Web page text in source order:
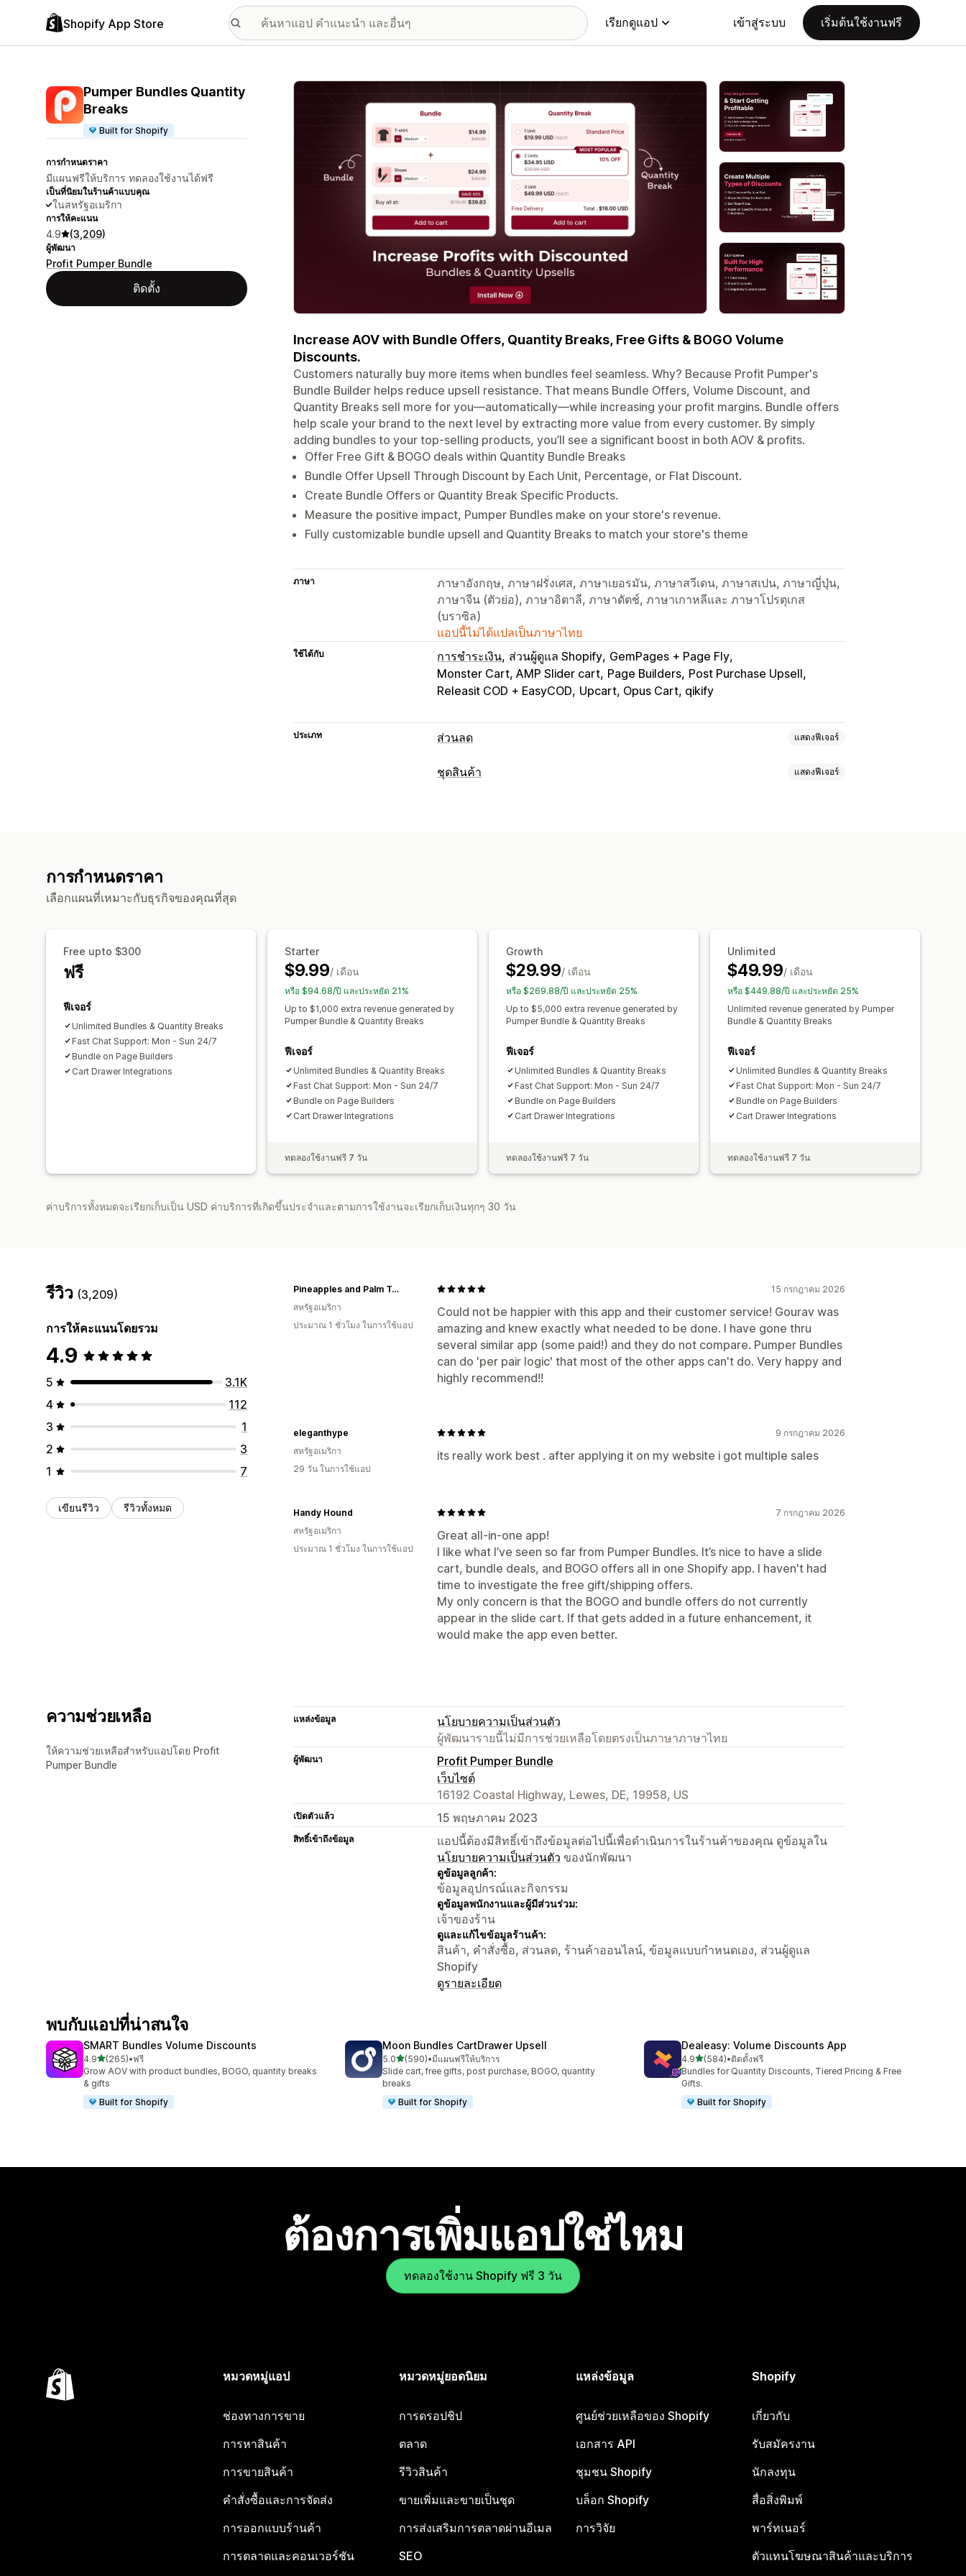
Shopify App Store เรียกดูแอป เข้าสู่ระบบ เริ่มต้นใช้งานฟรี
Pumper Bundles Quantity
Breaks
Built for Shopify
การกำหนดราคา
มีแผนฟรีให้บริการ ทดลองใช้งานได้ฟรี
เป็นที่นิยมในร้านค้าแบบคุณ
ในสหรัฐอเมริกา
การให้คะแนน
4.9 (3,209)
ผู้พัฒนา
Profit Pumper Bundle
ติดตั้ง
แกลเลอรีรูปภาพที่แสดง
Increase AOV with Bundle Offers, Quantity Breaks, Free Gifts & BOGO Volume
Discounts.
Customers naturally buy more items when bundles feel seamless. Why? Because Profit Pumper's
Bundle Builder helps reduce upsell resistance. That means Bundle Offers, Volume Discount, and
Quantity Breaks sell more for you—automatically—while increasing your profit margins. Bundle offers
help scale your brand to the next level by extracting more value from every customer. By simply
adding bundles to your top-selling products, you’ll see a significant boost in both AOV & profits.
Offer Free Gift & BOGO deals within Quantity Bundle Breaks
Bundle Offer Upsell Through Discount by Each Unit, Percentage, or Flat Discount.
Create Bundle Offers or Quantity Break Specific Products.
Measure the positive impact, Pumper Bundles make on your store's revenue.
Fully customizable bundle upsell and Quantity Breaks to match your store's theme
ภาษา
ภาษาอังกฤษ, ภาษาฝรั่งเศส, ภาษาเยอรมัน, ภาษาสวีเดน, ภาษาสเปน, ภาษาญี่ปุ่น,
ภาษาจีน (ตัวย่อ), ภาษาอิตาลี, ภาษาดัตช์, ภาษาเกาหลีและ ภาษาโปรตุเกส
(บราซิล)
แอปนี้ไม่ได้แปลเป็นภาษาไทย
ใช้ได้กับ การชำระเงิน ส่วนผู้ดูแล Shopify GemPages + Page Fly
Monster Cart, AMP Slider cart Page Builders Post Purchase Upsell
Releasit COD + EasyCOD Upcart, Opus Cart, qikify
ประเภท ส่วนลด แสดงฟีเจอร์
ประเภทส่วนลด
ชุดสินค้า แสดงฟีเจอร์
การกำหนดราคา
เลือกแผนที่เหมาะกับธุรกิจของคุณที่สุด
Free upto $300
ฟรี
ฟีเจอร์
Unlimited Bundles & Quantity Breaks
Fast Chat Support: Mon - Sun 24/7
Bundle on Page Builders
Cart Drawer Integrations
Starter
$9.99/ เดือน
หรือ $94.68/ปี และประหยัด 21%
Up to $1,000 extra revenue generated by
Pumper Bundle & Quantity Breaks
ฟีเจอร์
Unlimited Bundles & Quantity Breaks
Fast Chat Support: Mon - Sun 24/7
Bundle on Page Builders
Cart Drawer Integrations
ทดลองใช้งานฟรี 7 วัน
Growth
$29.99/ เดือน
หรือ $269.88/ปี และประหยัด 25%
Up to $5,000 extra revenue generated by
Pumper Bundle & Quantity Breaks
ฟีเจอร์
Unlimited Bundles & Quantity Breaks
Fast Chat Support: Mon - Sun 24/7
Bundle on Page Builders
Cart Drawer Integrations
ทดลองใช้งานฟรี 7 วัน
Unlimited
$49.99/ เดือน
หรือ $449.88/ปี และประหยัด 25%
Unlimited revenue generated by Pumper
Bundle & Quantity Breaks
ฟีเจอร์
Unlimited Bundles & Quantity Breaks
Fast Chat Support: Mon - Sun 24/7
Bundle on Page Builders
Cart Drawer Integrations
ทดลองใช้งานฟรี 7 วัน
ค่าบริการทั้งหมดจะเรียกเก็บเป็น USD ค่าบริการที่เกิดขึ้นประจำและตามการใช้งานจะเรียกเก็บเงินทุกๆ 30 วัน
รีวิว (3,209)
การให้คะแนนโดยรวม
4.9
5
3.1K
4
112
3
1
2
3
1
7
เขียนรีวิว รีวิวทั้งหมด
15 กรกฎาคม 2026
Could not be happier with this app and their customer service! Gourav was
amazing and knew exactly what needed to be done. I have gone thru
several similar app (some paid!) and they do not compare. Pumper Bundles
can do 'per pair logic' that most of the other apps can't do. Very happy and
highly recommend!!
Pineapples and Palm Trees
สหรัฐอเมริกา
ประมาณ 1 ชั่วโมง ในการใช้แอป
9 กรกฎาคม 2026
its really work best . after applying it on my website i got multiple sales
eleganthype
สหรัฐอเมริกา
29 วัน ในการใช้แอป
7 กรกฎาคม 2026
Great all-in-one app!
I like what I’ve seen so far from Pumper Bundles. It’s nice to have a slide
cart, bundle deals, and BOGO offers all in one Shopify app. I haven't had
time to investigate the free gift/shipping offers.
My only concern is that the BOGO and bundle offers do not currently
appear in the slide cart. If that gets added in a future enhancement, it
would make the app even better.
Handy Hound
สหรัฐอเมริกา
ประมาณ 1 ชั่วโมง ในการใช้แอป
ความช่วยเหลือ
ให้ความช่วยเหลือสำหรับแอปโดย Profit
Pumper Bundle
แหล่งข้อมูล
นโยบายความเป็นส่วนตัว
ผู้พัฒนารายนี้ไม่มีการช่วยเหลือโดยตรงเป็นภาษาภาษาไทย
ผู้พัฒนา
Profit Pumper Bundle
เว็บไซต์
16192 Coastal Highway, Lewes, DE, 19958, US
เปิดตัวแล้ว 15 พฤษภาคม 2023
สิทธิ์เข้าถึงข้อมูล
แอปนี้ต้องมีสิทธิ์เข้าถึงข้อมูลต่อไปนี้เพื่อดำเนินการในร้านค้าของคุณ ดูข้อมูลใน
นโยบายความเป็นส่วนตัว ของนักพัฒนา
ดูข้อมูลลูกค้า:
ข้อมูลอุปกรณ์และกิจกรรม
ดูข้อมูลพนักงานและผู้มีส่วนร่วม:
เจ้าของร้าน
ดูและแก้ไขข้อมูลร้านค้า:
สินค้า, คำสั่งซื้อ, ส่วนลด, ร้านค้าออนไลน์, ข้อมูลแบบกำหนดเอง, ส่วนผู้ดูแล
Shopify
ดูรายละเอียด
พบกับแอปที่น่าสนใจ
SMART Bundles Volume Discounts
4.9เต็ม 5 ดาว
(265)
ทั้งหมด 265 รีวิว
•ฟรี
Grow AOV with product bundles, BOGO, quantity breaks
& gifts
Built for Shopify
Moon Bundles CartDrawer Upsell
5.0เต็ม 5 ดาว
(590)
ทั้งหมด 590 รีวิว
•มีแผนฟรีให้บริการ
Slide cart, free gifts, post purchase, BOGO, quantity
breaks
Built for Shopify
Dealeasy: Volume Discounts App
4.9เต็ม 5 ดาว
(584)
ทั้งหมด 584 รีวิว
•ติดตั้งฟรี
Bundles for Quantity Discounts, Tiered Pricing & Free
Gifts.
Built for Shopify
ต้องการเพิ่มแอปใช่ไหม
ทดลองใช้งาน Shopify ฟรี 3 วัน
หมวดหมู่แอป
ช่องทางการขาย
การหาสินค้า
การขายสินค้า
คำสั่งซื้อและการจัดส่ง
การออกแบบร้านค้า
การตลาดและคอนเวอร์ชัน
หมวดหมู่ยอดนิยม
การดรอปชิป
ตลาด
รีวิวสินค้า
ขายเพิ่มและขายเป็นชุด
การส่งเสริมการตลาดผ่านอีเมล
SEO
แหล่งข้อมูล
ศูนย์ช่วยเหลือของ Shopify
เอกสาร API
ชุมชน Shopify
บล็อก Shopify
การวิจัย
Shopify
เกี่ยวกับ
รับสมัครงาน
นักลงทุน
สื่อสิ่งพิมพ์
พาร์ทเนอร์
ตัวแทนโฆษณาสินค้าและบริการ